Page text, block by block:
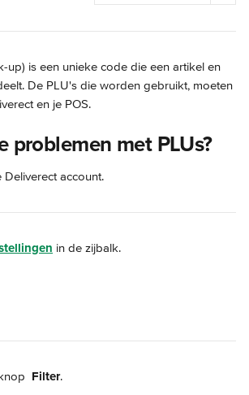
up) is een unieke code die een artikel en
De PLU's die worden gebruikt, moeten
en je POS.
problemen met PLUs?
account.
in de zijbalk.
Filter.